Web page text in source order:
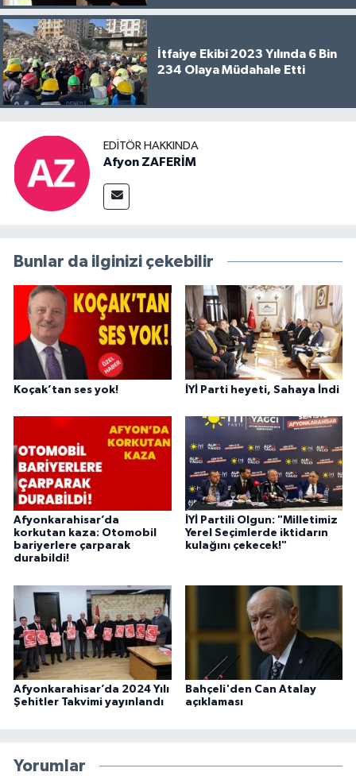
İtfaiye Ekibi 2023 Yılında 6 Bin
234 Olaya Müdahale Etti
EDITÖR HAKKINDA
Afyon ZAFERİM
Bunlar da ilginizi çekebilir
Koçak’tan ses yok! İYİ Parti heyeti, Sahaya İndi
Afyonkarahisar’da
korkutan kaza: Otomobil
bariyerlere çarparak
durabildi!
İYİ Partili Olgun: "Milletimiz
Yerel Seçimlerde iktidarın
kulağını çekecek!"
Afyonkarahisar’da 2024 Yılı
Şehitler Takvimi yayınlandı
Bahçeli'den Can Atalay
açıklaması
Yorumlar